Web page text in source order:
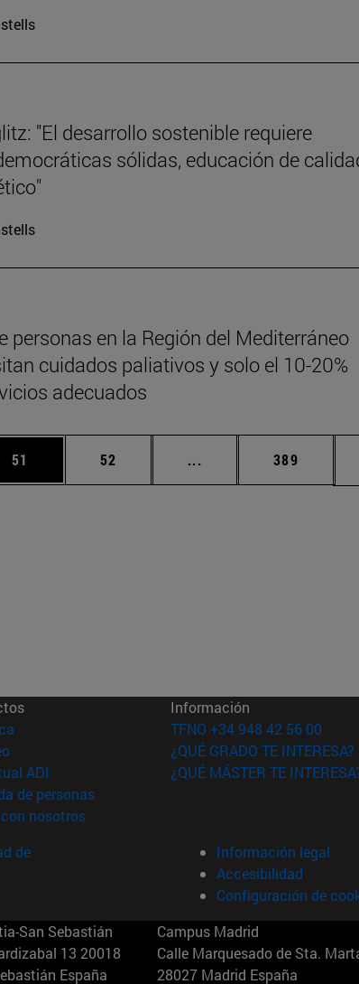
"El desarrollo sostenible requiere
sólidas, educación de
personas en la Región del Mediterráneo
cuidados paliativos y solo el 10-20%
adecuados
TAB para desplazarse.
Página
51 Página
52 ... Páginas intermedias
Página
389
(abre en nueva ventana)
(abre en nueva ventana)
ADI (abre en nueva ventana)
de personas(abre en nueva ventana)
nosotros(abre en nueva ventana)
Información
TFNO +34 948 42 56 00
¿QUÉ GRADO TE INTERESA?
¿QUÉ MÁSTER TE
de
Información legal
Accesibilidad
Configuración de
San Sebastián
13 20018
España
Campus Madrid
Calle Marquesado de Sta.
28027 Madrid España